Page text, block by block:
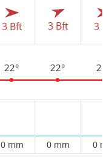
3 Bft
22°
0 mm
3 Bft
22°
0 mm
3
22°
0